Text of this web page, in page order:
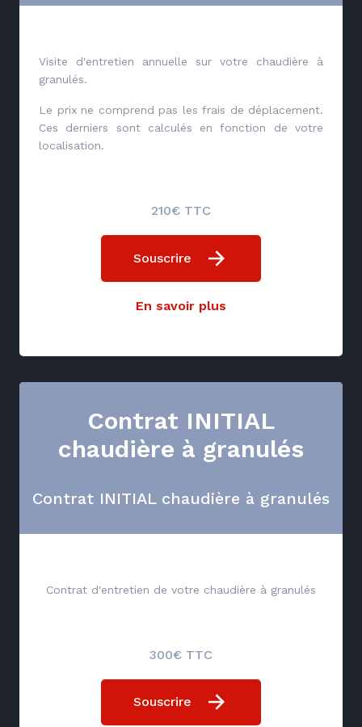
Visite d'entretien annuelle sur votre chaudière à
granulés.
Le prix ne comprend pas les frais de déplacement.
Ces derniers sont calculés en fonction de votre
localisation.
210€ TTC
Souscrire
En savoir plus
Contrat INITIAL
chaudière à granulés
Contrat INITIAL chaudière à granulés
Contrat d'entretien de votre chaudière à granulés
300€ TTC
Souscrire